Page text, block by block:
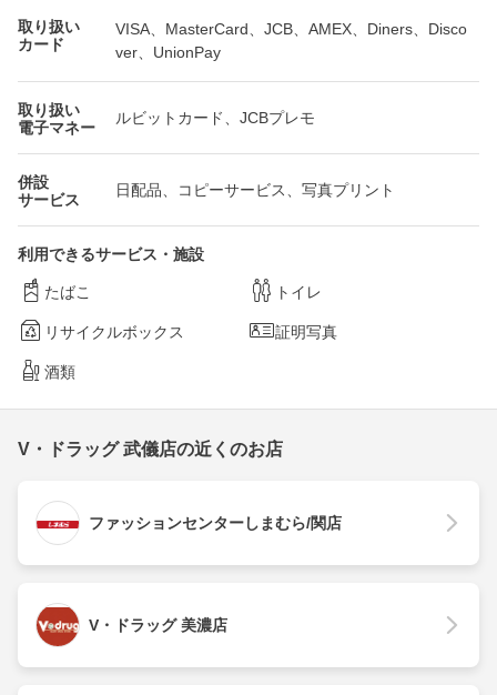
取り扱い
カード
VISA、MasterCard、JCB、AMEX、Diners、Disco
ver、UnionPay
取り扱い
電子マネー
ルビットカード、JCBプレモ
併設
サービス
日配品、コピーサービス、写真プリント
利用できるサービス・施設
たばこ トイレ
リサイクルボックス 証明写真
酒類
V・ドラッグ 武儀店の近くのお店
ファッションセンターしまむら/関店
V・ドラッグ 美濃店